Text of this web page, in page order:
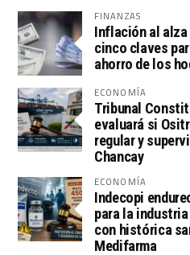
FINANZAS
Inflación al
cinco claves
ahorro de los
ECONOMÍA
Tribunal
evaluará si
regular y
Chancay
ECONOMÍA
Indecopi
para la
con histórica
Medifarma